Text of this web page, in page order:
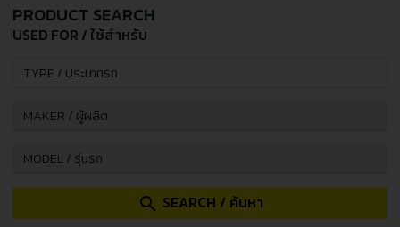
PRODUCT SEARCH
USED FOR / ใช้สำหรับ
search SEARCH / ค้นหา